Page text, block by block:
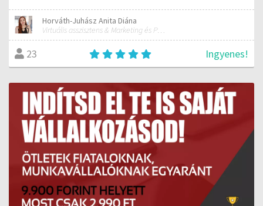
Horváth-Juhász Anita Diána
Virtuális asszisztens & Marketing és PR szakember
23 Ingyenes!